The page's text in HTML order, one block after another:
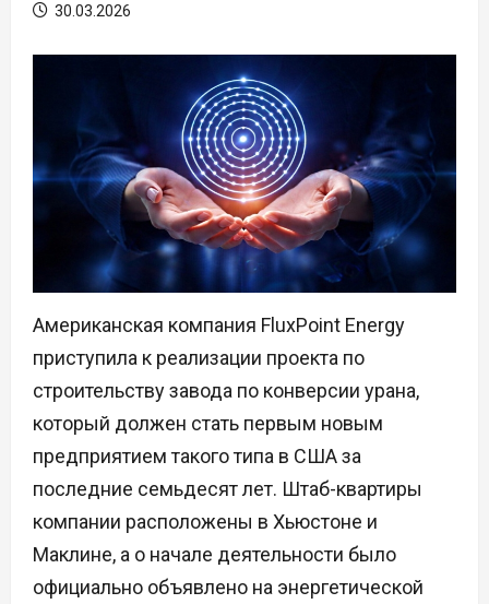
30.03.2026
Американская компания FluxPoint Energy
приступила к реализации проекта по
строительству завода по конверсии урана,
который должен стать первым новым
предприятием такого типа в США за
последние семьдесят лет. Штаб-квартиры
компании расположены в Хьюстоне и
Маклине, а о начале деятельности было
официально объявлено на энергетической